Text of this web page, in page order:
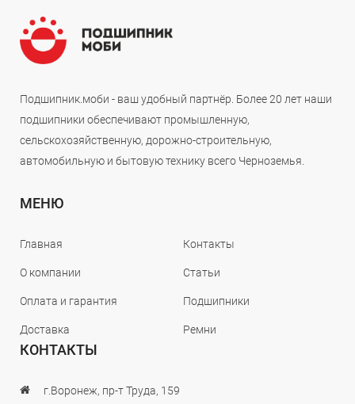
Подшипник.моби - ваш удобный партнёр. Более 20 лет наши
подшипники обеспечивают промышленную,
сельскохозяйственную, дорожно-строительную,
автомобильную и бытовую технику всего Черноземья.
МЕНЮ
Главная
О компании
Оплата и гарантия
Доставка
Контакты
Статьи
Подшипники
Ремни
КОНТАКТЫ
г.Воронеж, пр-т Труда, 159